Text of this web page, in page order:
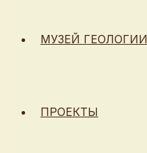
МУЗЕЙ ГЕОЛОГИИ
ПРОЕКТЫ